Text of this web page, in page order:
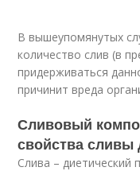
В вышеупомянутых
количество слив (в
придерживаться
причинит вреда
Сливовый
свойства сливы
Слива –